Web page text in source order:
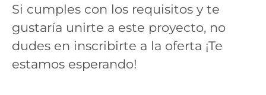
Si cumples con los requisitos y te
gustaría unirte a este proyecto, no
dudes en inscribirte a la oferta ¡Te
estamos esperando!